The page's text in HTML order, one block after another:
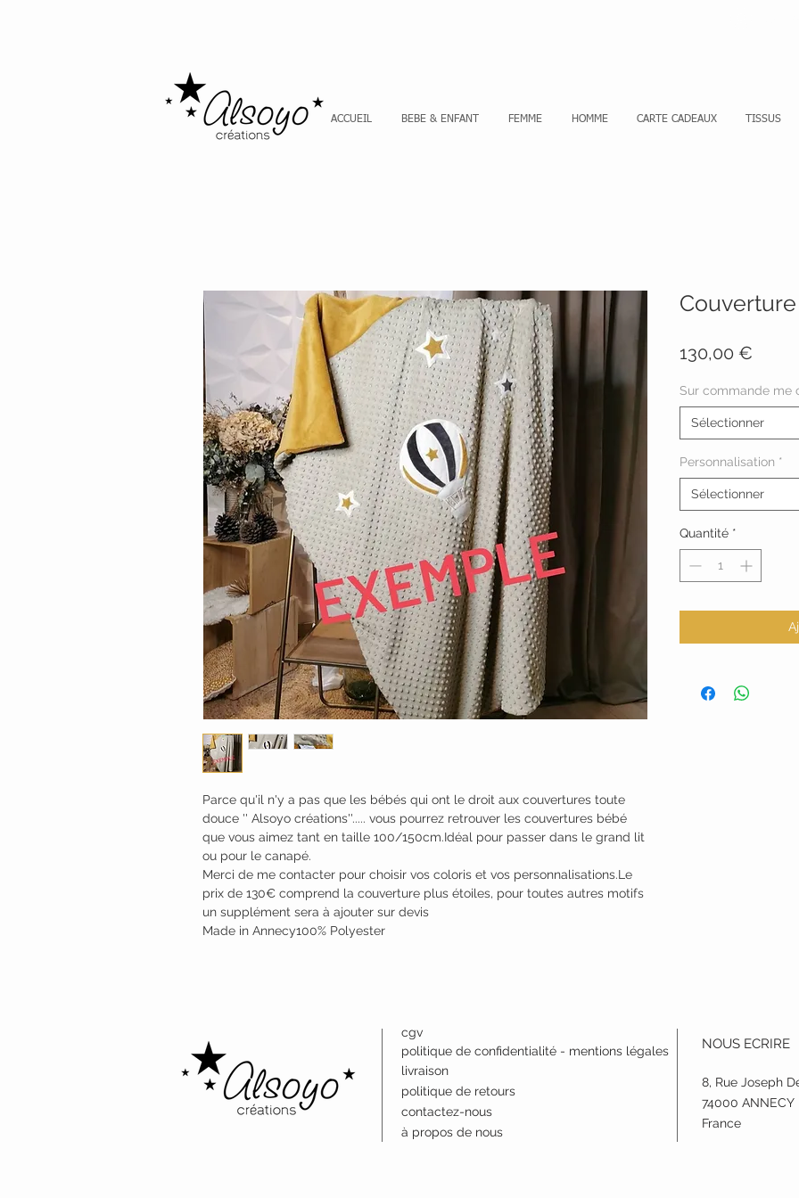
ACCUEIL BEBE & ENFANT FEMME HOMME CARTE CADEAUX TISSUS
Parce qu'il n'y a pas que les bébés qui ont le droit aux couvertures toute
douce '' Alsoyo créations''..... vous pourrez retrouver les couvertures bébé
que vous aimez tant en taille 100/150cm.Idéal pour passer dans le grand lit
ou pour le canapé.
Merci de me contacter pour choisir vos coloris et vos personnalisations.Le
prix de 130€ comprend la couverture plus étoiles, pour toutes autres motifs
un supplément sera à ajouter sur devis
Made in Annecy100% Polyester
130,00 €
Sur commande me
Sélectionner
Personnalisation *
Sélectionner
Quantité *
cgv
politique de confidentialité - mentions légales
livraison
politique de retours
contactez-nous
à propos de nous
NOUS ECRIRE
8, Rue Joseph
74000 ANNECY
France